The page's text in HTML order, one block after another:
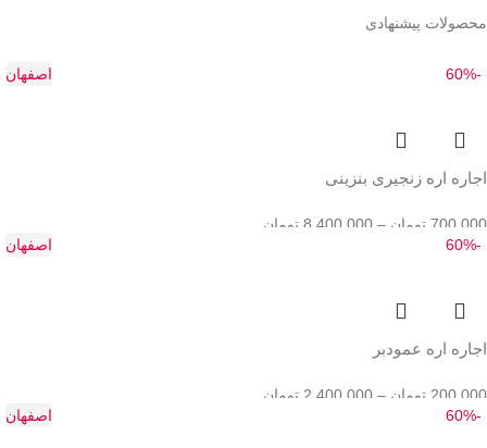
محصولات پیشنهادی
-60% اصفهان
اجاره اره زنجیری بنزینی
700,000 تومان –
8,400,000 تومان
-60%
اصفهان
اجاره اره عمودبر
200,000 تومان –
2,400,000 تومان
-60%
اصفهان